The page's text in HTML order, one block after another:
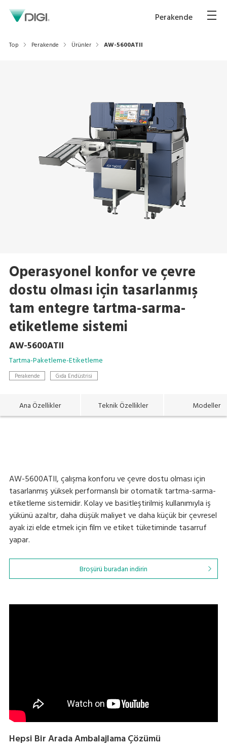
Perakende
Top Perakende Ürünler AW-5600ATII
Operasyonel konfor ve çevre
dostu olması için tasarlanmış
tam entegre tartma-sarma-
etiketleme sistemi
AW-5600ATII
Tartma-Paketleme-Etiketleme
Perakende Gıda Endüstrisi
Ana Özellikler Teknik Özellikler Modeller
AW-5600ATII, çalışma konforu ve çevre dostu olması için
tasarlanmış yüksek performanslı bir otomatik tartma-sarma-
etiketleme sistemidir. Kolay ve basitleştirilmiş kullanımıyla iş
yükünü azaltır, daha düşük maliyet ve daha küçük bir çevresel
ayak izi elde etmek için film ve etiket tüketiminde tasarruf
yapar.
Broşürü buradan indirin
Hepsi Bir Arada Ambalajlama Çözümü